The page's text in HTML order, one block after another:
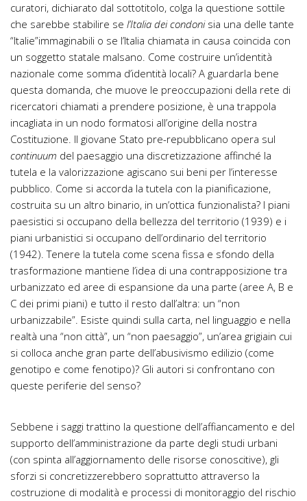
curatori, dichiarato dal sottotitolo, colga la questione sottile
che sarebbe stabilire se l’Italia dei condoni sia una delle tante
“Italie”immaginabili o se l’Italia chiamata in causa coincida con
un soggetto statale malsano. Come costruire un’identità
nazionale come somma d’identità locali? A guardarla bene
questa domanda, che muove le preoccupazioni della rete di
ricercatori chiamati a prendere posizione, è una trappola
incagliata in un nodo formatosi all’origine della nostra
Costituzione. Il giovane Stato pre-repubblicano opera sul
continuum del paesaggio una discretizzazione affinché la
tutela e la valorizzazione agiscano sui beni per l’interesse
pubblico. Come si accorda la tutela con la pianificazione,
costruita su un altro binario, in un’ottica funzionalista? I piani
paesistici si occupano della bellezza del territorio (1939) e i
piani urbanistici si occupano dell’ordinario del territorio
(1942). Tenere la tutela come scena fissa e sfondo della
trasformazione mantiene l’idea di una contrapposizione tra
urbanizzato ed aree di espansione da una parte (aree A, B e
C dei primi piani) e tutto il resto dall’altra: un “non
urbanizzabile”. Esiste quindi sulla carta, nel linguaggio e nella
realtà una “non città”, un “non paesaggio”, un’area grigiain cui
si colloca anche gran parte dell’abusivismo edilizio (come
genotipo e come fenotipo)? Gli autori si confrontano con
queste periferie del senso?
Sebbene i saggi trattino la questione dell’affiancamento e del
supporto dell’amministrazione da parte degli studi urbani
(con spinta all’aggiornamento delle risorse conoscitive), gli
sforzi si concretizzerebbero soprattutto attraverso la
costruzione di modalità e processi di monitoraggio del rischio